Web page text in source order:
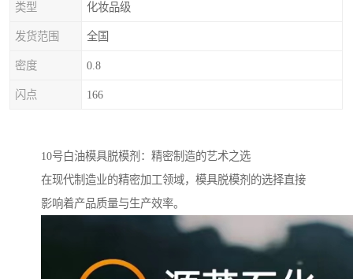
类型 化妆品级
发货范围 全国
密度 0.8
闪点 166
10号白油模具脱模剂：精密制造的艺术之选
在现代制造业的精密加工领域，模具脱模剂的选择直接
影响着产品质量与生产效率。